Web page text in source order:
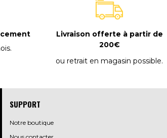
.
Livraison offerte à partir de
200€
ou retrait en magasin possible.
SUPPORT
Notre boutique